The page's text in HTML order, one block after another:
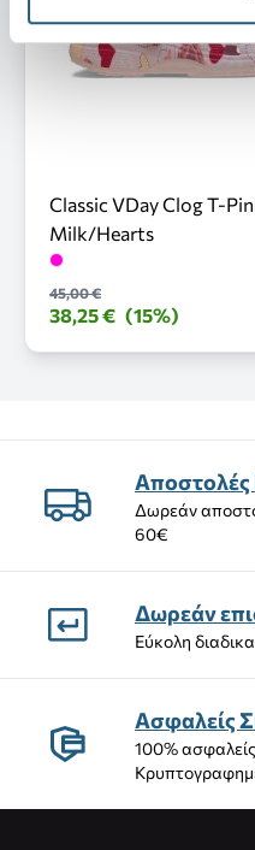
Classic VDay Clog T-
Milk/Hearts
45,00 €
38,25 € (15%)
Δωρεάν
60€
Δωρεάν
Εύκολη
Ασφαλείς
100%